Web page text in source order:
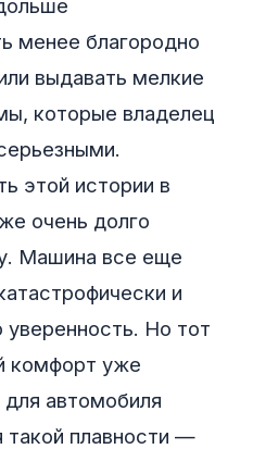
менее благородно
выдавать мелкие
которые владелец
этой истории в
очень долго
Машина все еще
и
Но тот
комфорт уже
автомобиля
такой плавности —